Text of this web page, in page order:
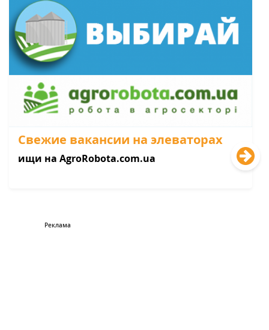
Свежие вакансии на элеваторах
ищи на AgroRobota.com.ua